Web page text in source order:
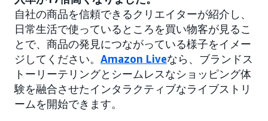
自社の商品を信頼できるクリエイターが紹介し、
日常生活で使っているところを買い物客が見るこ
とで、商品の発見につながっている様子をイメー
ジしてください。 Amazon Liveなら、ブランドス
トーリーテリングとシームレスなショッピング体
験を融合させたインタラクティブなライブストリ
ームを開始できます。